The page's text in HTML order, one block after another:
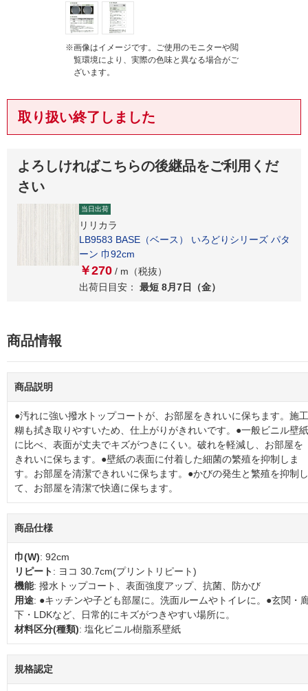
※画像はイメージです。ご使用のモニターや閲
覧環境により、実際の色味と異なる場合がご
ざいます。
取り扱い終了しました
よろしければこちらの後継品をご利用くだ
さい
当日出荷
リリカラ
LB9583 BASE（ベース） いろどりシリーズ パタ
ーン 巾92cm
￥270 / m（税抜）
出荷日目安：
最短 8月7日（金）
商品情報
商品説明
●汚れに強い撥水トップコートが、お部屋をきれいに保ちます。施工
糊も拭き取りやすいため、仕上がりがきれいです。●一般ビニル壁紙
に比べ、表面が丈夫でキズがつきにくい。破れを軽減し、お部屋を
きれいに保ちます。●壁紙の表面に付着した細菌の繁殖を抑制しま
す。お部屋を清潔できれいに保ちます。●かびの発生と繁殖を抑制し
て、お部屋を清潔で快適に保ちます。
商品仕様
巾(W): 92cm
リピート: ヨコ 30.7cm(プリントリピート)
機能: 撥水トップコート、表面強度アップ、抗菌、防かび
用途: ●キッチンや子ども部屋に。洗面ルームやトイレに。●玄関・
下・LDKなど、日常的にキズがつきやすい場所に。
材料区分(種類): 塩化ビニル樹脂系壁紙
規格認定